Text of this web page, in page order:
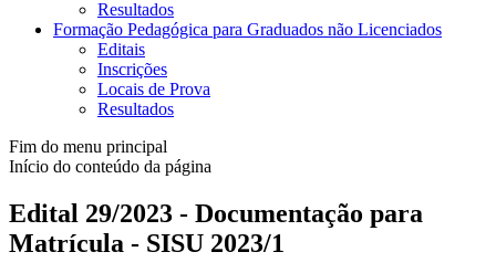
Resultados
Formação Pedagógica para Graduados não Licenciados
Editais
Inscrições
Locais de Prova
Resultados
Fim do menu principal
Início do conteúdo da página
Edital 29/2023 - Documentação para
Matrícula - SISU 2023/1